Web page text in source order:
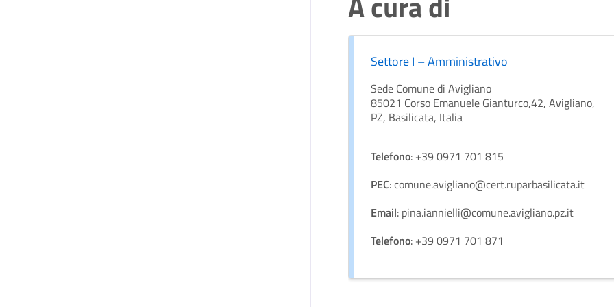
Settore I – Amministrativo
Sede Comune di Avigliano
85021 Corso Emanuele Gianturco,42, Avigliano,
PZ, Basilicata, Italia
Telefono: +39 0971 701 815
PEC: comune.avigliano@cert.ruparbasilicata.it
Email: pina.iannielli@comune.avigliano.pz.it
Telefono: +39 0971 701 871